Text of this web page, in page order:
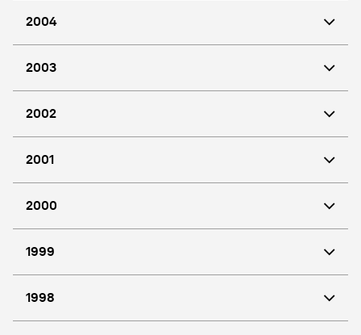
2004
2003
2002
2001
2000
1999
1998